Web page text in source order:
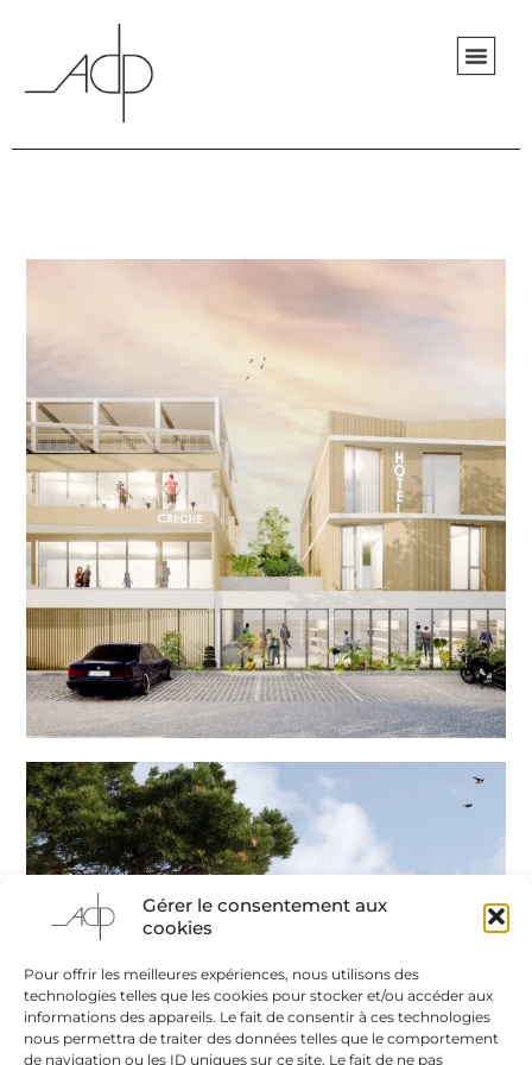
Gérer le consentement aux
cookies
Pour offrir les meilleures expériences, nous utilisons des
technologies telles que les cookies pour stocker et/ou accéder aux
informations des appareils. Le fait de consentir à ces technologies
nous permettra de traiter des données telles que le comportement
de navigation ou les ID uniques sur ce site. Le fait de ne pas